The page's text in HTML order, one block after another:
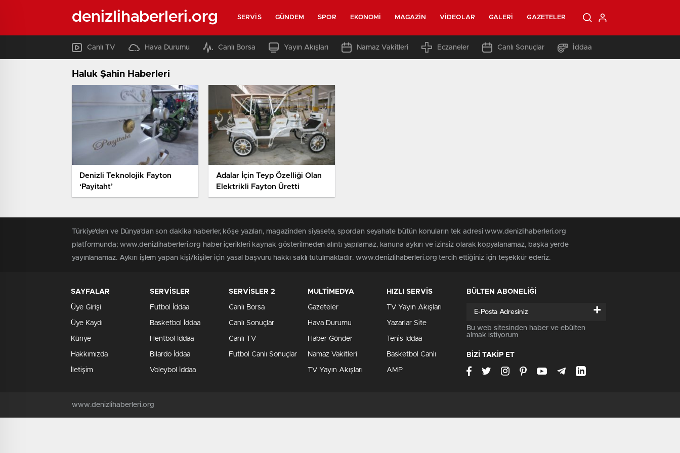
denizlihaberleri.org SERVIS GÜNDEM SPOR EKONOMI MAGAZIN VIDEOLAR GALERI GAZETELER
Canlı TV Hava Durumu Canlı Borsa Yayın Akışları Namaz Vakitleri Eczaneler Canlı Sonuçlar İddaa
Haluk Şahin Haberleri
Denizli Teknolojik Fayton
‘Payitaht’
Adalar İçin Teyp Özelliği Olan
Elektrikli Fayton Üretti
Türkiye'den ve Dünya’dan son dakika haberler, köşe yazıları, magazinden siyasete, spordan seyahate bütün konuların tek adresi www.denizlihaberleri.org
platformunda; www.denizlihaberleri.org haber içerikleri kaynak gösterilmeden alıntı yapılamaz, kanuna aykırı ve izinsiz olarak kopyalanamaz, başka yerde
yayınlanamaz. Aykırı işlem yapan kişi/kişiler için yasal başvuru hakkı saklı tutulmaktadır. www.denizlihaberleri.org tercih ettiğiniz için teşekkür ederiz.
SAYFALAR
Üye Girişi
Üye Kaydı
Künye
Hakkımızda
İletişim
SERVİSLER
Futbol İddaa
Basketbol İddaa
Hentbol İddaa
Bilardo İddaa
Voleybol İddaa
SERVİSLER 2
Canlı Borsa
Canlı Sonuçlar
Canlı TV
Futbol Canlı Sonuçlar
MULTİMEDYA
Gazeteler
Hava Durumu
Haber Gönder
Namaz Vakitleri
TV Yayın Akışları
HIZLI SERVİS
TV Yayın Akışları
Yazarlar Site
Tenis İddaa
Basketbol Canlı
AMP
BÜLTEN ABONELİĞİ
+
Bu web sitesinden haber ve ebülten
almak istiyorum
BİZİ TAKİP ET
www.denizlihaberleri.org